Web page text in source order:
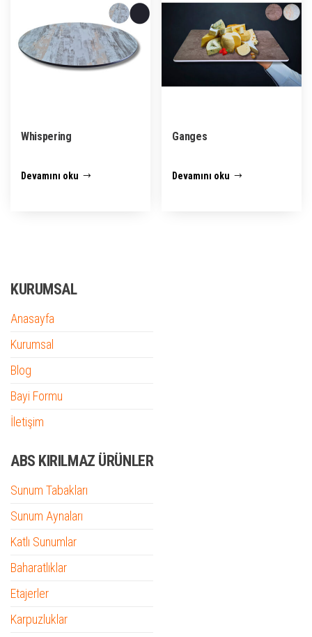
Whispering
Devamını oku
Ganges
Devamını oku
KURUMSAL
Anasayfa
Kurumsal
Blog
Bayi Formu
İletişim
ABS KIRILMAZ ÜRÜNLER
Sunum Tabakları
Sunum Aynaları
Katlı Sunumlar
Baharatlıklar
Etajerler
Karpuzluklar